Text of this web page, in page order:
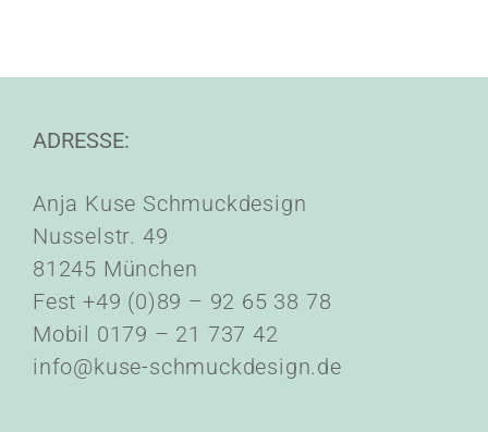
ADRESSE:
Anja Kuse Schmuckdesign
Nusselstr. 49
81245 München
Fest +49 (0)89 – 92 65 38 78
Mobil 0179 – 21 737 42
info@kuse-schmuckdesign.de